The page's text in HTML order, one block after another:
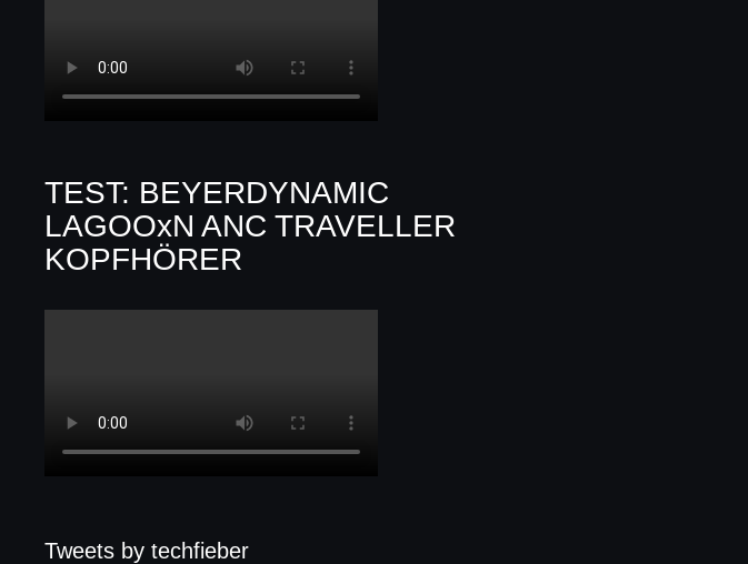
TEST: BEYERDYNAMIC
LAGOOxN ANC TRAVELLER
KOPFHÖRER
Tweets by techfieber